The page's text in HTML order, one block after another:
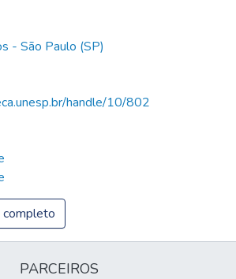
- São Paulo (SP)
handle/10/802
completo
PARCEIROS